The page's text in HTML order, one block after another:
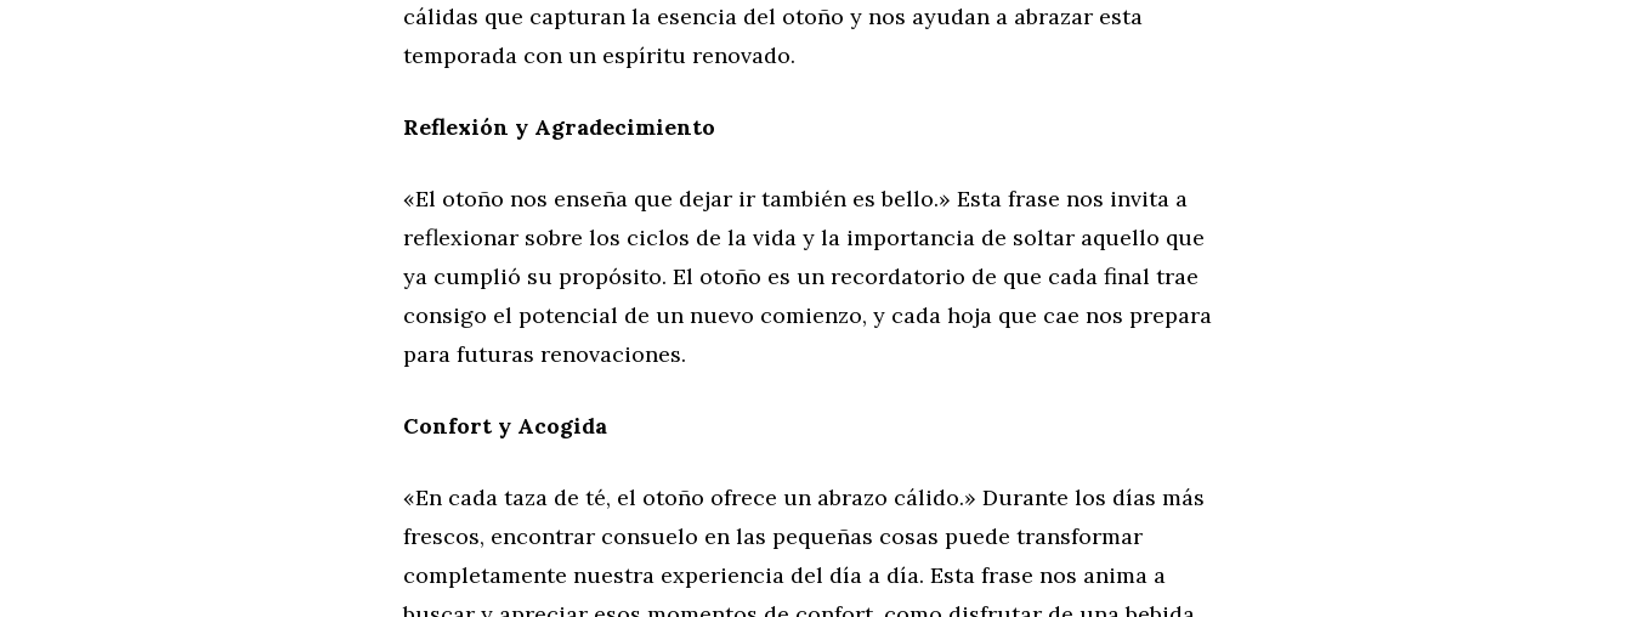
cálidas que capturan la esencia del otoño y nos ayudan a abrazar esta
temporada con un espíritu renovado.
Reflexión y Agradecimiento
«El otoño nos enseña que dejar ir también es bello.» Esta frase nos invita a
reflexionar sobre los ciclos de la vida y la importancia de soltar aquello que
ya cumplió su propósito. El otoño es un recordatorio de que cada final trae
consigo el potencial de un nuevo comienzo, y cada hoja que cae nos prepara
para futuras renovaciones.
Confort y Acogida
«En cada taza de té, el otoño ofrece un abrazo cálido.» Durante los días más
frescos, encontrar consuelo en las pequeñas cosas puede transformar
completamente nuestra experiencia del día a día. Esta frase nos anima a